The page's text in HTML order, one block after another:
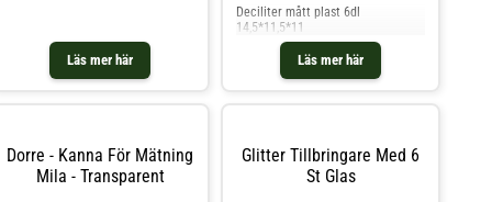
Läs mer här
och mer Vatten Kaffe & Te hos
Royal Design.
Läs mer här
Deciliter mått plast 6dl
14,5*11,5*11
Dorre - Kanna För Mätning
Mila - Transparent
Glitter Tillbringare Med 6
St Glas